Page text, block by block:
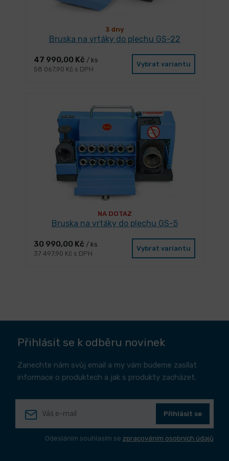
3 dny
Bruska na vrtáky do plechu GS-22
47 990,00 Kč / ks
58 067,90 Kč s DPH
Vybrat variantu
NA DOTAZ
Bruska na vrtáky do plechu GS-5
30 990,00 Kč / ks
37 497,90 Kč s DPH
Vybrat variantu
Přihlásit se k odběru novinek
Zanechte nám svůj email a my vám budeme zasílat
informace o produktech a jak s produkty zacházet.
Přihlásit se
Odesláním souhlasím se zpracováním osobních údajů